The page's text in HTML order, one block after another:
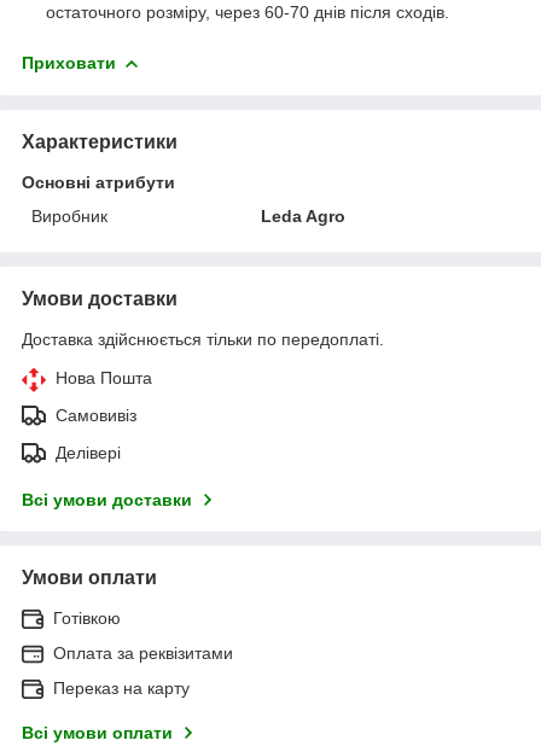
остаточного розміру, через 60-70 днів після сходів.
Приховати
Характеристики
Основні атрибути
Виробник
Leda Agro
Умови доставки
Доставка здійснюється тільки по передоплаті.
Нова Пошта
Самовивіз
Делівері
Всі умови доставки
Умови оплати
Готівкою
Оплата за реквізитами
Переказ на карту
Всі умови оплати